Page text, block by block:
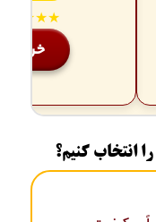
خرید
انتخاب کنیم؟